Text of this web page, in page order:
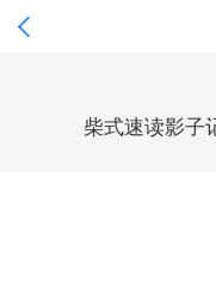

柴式速读影子